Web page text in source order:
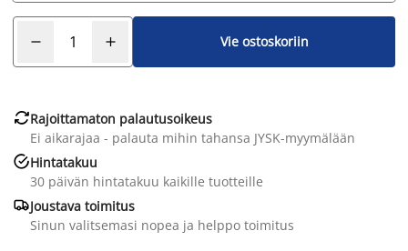
Vie ostoskoriin
Rajoittamaton palautusoikeus
Ei aikarajaa - palauta mihin tahansa JYSK-myymälään
Hintatakuu
30 päivän hintatakuu kaikille tuotteille
Joustava toimitus
Sinun valitsemasi nopea ja helppo toimitus